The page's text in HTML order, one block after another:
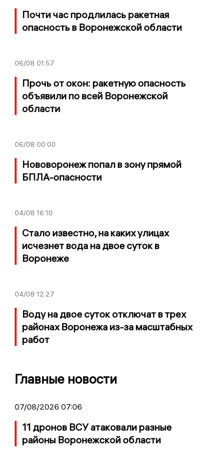
Почти час продлилась ракетная
опасность в Воронежской области
06/08 01:57
Прочь от окон: ракетную опасность
объявили по всей Воронежской
области
06/08 00:00
Нововоронеж попал в зону прямой
БПЛА-опасности
04/08 16:10
Стало известно, на каких улицах
исчезнет вода на двое суток в
Воронеже
04/08 12:27
Воду на двое суток отключат в трех
районах Воронежа из-за масштабных
работ
Главные новости
07/08/2026 07:06
11 дронов ВСУ атаковали разные
районы Воронежской области